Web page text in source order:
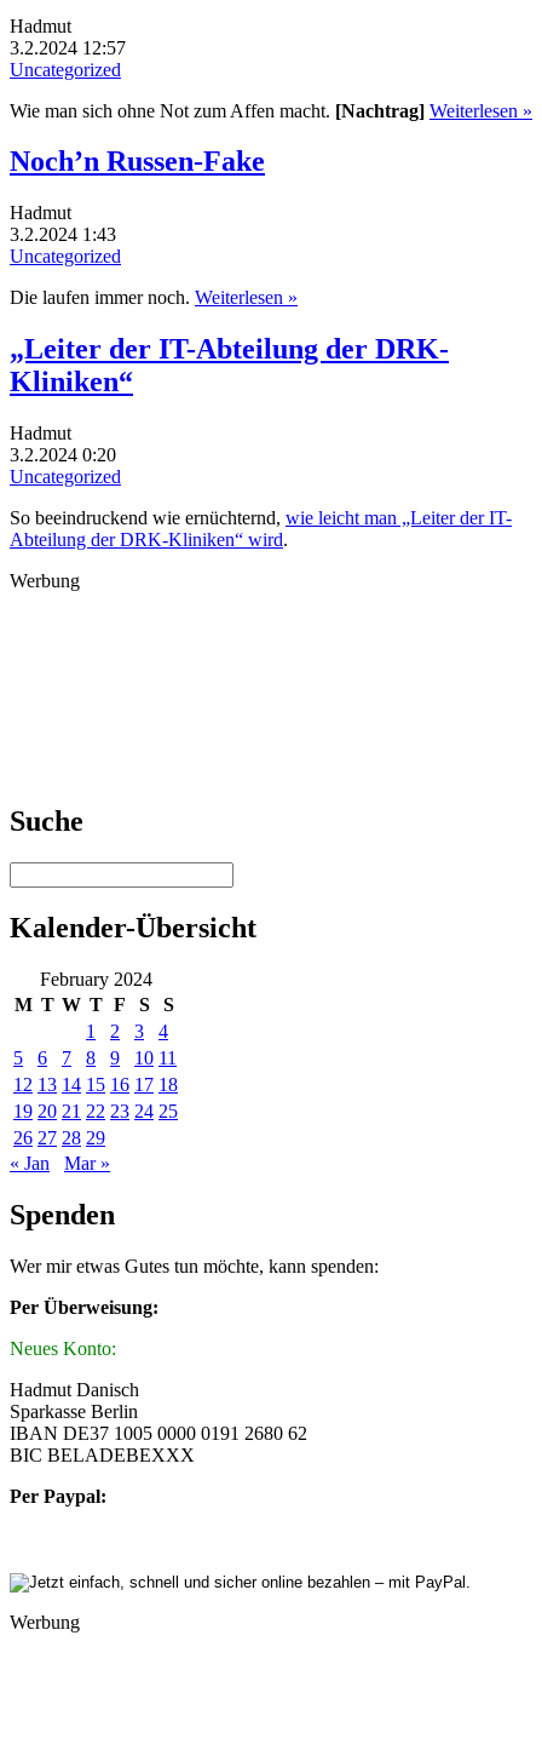
Hadmut
3.2.2024 12:57
Uncategorized
Wie man sich ohne Not zum Affen macht. [Nachtrag] Weiterlesen »
Noch’n Russen-Fake
Hadmut
3.2.2024 1:43
Uncategorized
Die laufen immer noch. Weiterlesen »
„Leiter der IT-Abteilung der DRK-
Kliniken“
Hadmut
3.2.2024 0:20
Uncategorized
So beeindruckend wie ernüchternd, wie leicht man „Leiter der IT-
Abteilung der DRK-Kliniken“ wird.
Werbung
Suche
Kalender-Übersicht
February 2024
M T W T F S
S
1
2 3
4
5
6 7 8 9 10 11
12 13 14 15 16 17 18
19 20 21 22 23 24 25
26 27 28 29
« Jan
Mar »
Spenden
Wer mir etwas Gutes tun möchte, kann spenden:
Per Überweisung:
Neues Konto:
Hadmut Danisch
Sparkasse Berlin
IBAN DE37 1005 0000 0191 2680 62
BIC BELADEBEXXX
Per Paypal:
Werbung